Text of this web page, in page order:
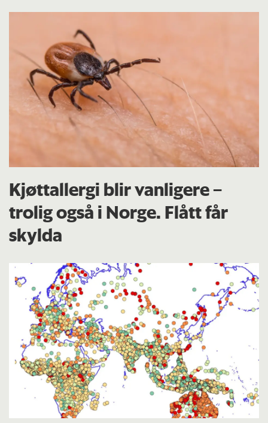
Kjøttallergi blir vanligere –
trolig også i Norge. Flått får
skylda